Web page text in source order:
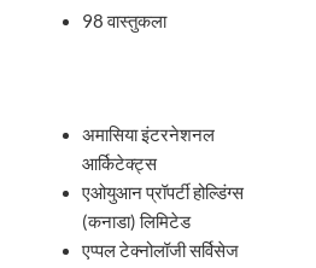
98 वास्तुकला
अमासिया इंटरनेशनल
आर्किटेक्ट्स
एओयुआन प्रॉपर्टी होल्डिंग्स
(कनाडा) लिमिटेड
एप्पल टेक्नोलॉजी सर्विसेज